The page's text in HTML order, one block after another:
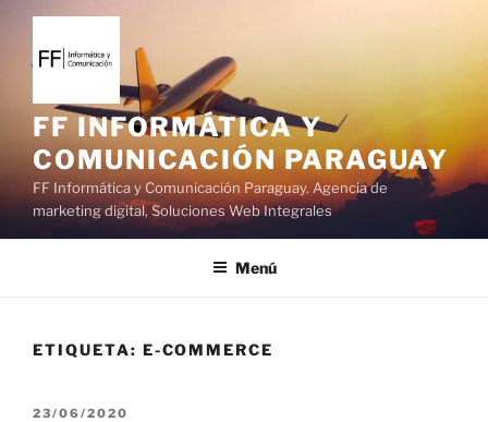
l
FF INFORMÁTICA Y
COMUNICACIÓN PARAGUAY
FF Informática y Comunicación Paraguay. Agencia de
marketing digital, Soluciones Web Integrales
Menú
ETIQUETA: E-COMMERCE
P
23/06/2020